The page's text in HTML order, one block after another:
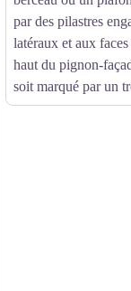
par des pilastres
latéraux et aux
haut du pignon-
soit marqué par un